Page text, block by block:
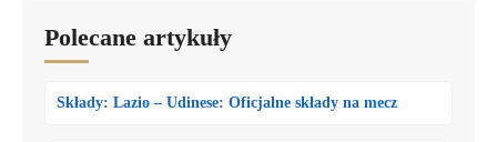
Polecane artykuły
Składy: Lazio – Udinese: Oficjalne składy na mecz